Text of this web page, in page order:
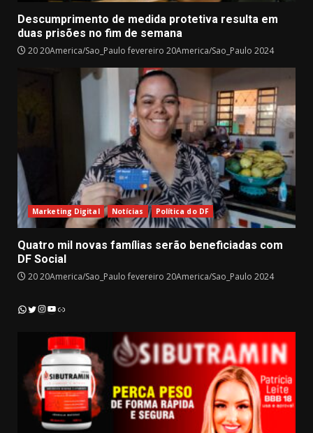
Descumprimento de medida protetiva resulta em
duas prisões no fim de semana
20 20America/Sao_Paulo fevereiro 20America/Sao_Paulo 2024
Marketing Digital Notícias Política do DF
Quatro mil novas famílias serão beneficiadas com
DF Social
20 20America/Sao_Paulo fevereiro 20America/Sao_Paulo 2024
WhatsApp
Twitter
Instagram
YouTube
Link